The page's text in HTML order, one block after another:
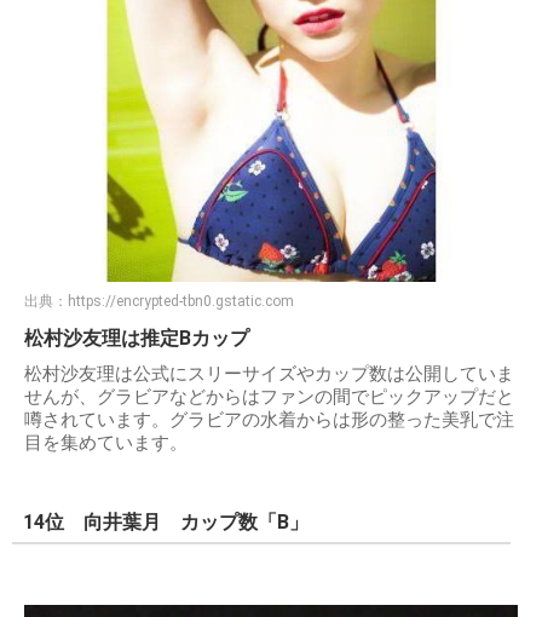
出典： https://encrypted-tbn0.gstatic.com
松村沙友理は推定Bカップ
松村沙友理は公式にスリーサイズやカップ数は公開していま
せんが、グラビアなどからはファンの間でピックアップだと
噂されています。グラビアの水着からは形の整った美乳で注
目を集めています。
14位 向井葉月 カップ数「B」